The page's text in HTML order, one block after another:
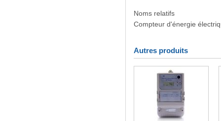
Noms relatifs
Compteur d'énergie
Autres produits